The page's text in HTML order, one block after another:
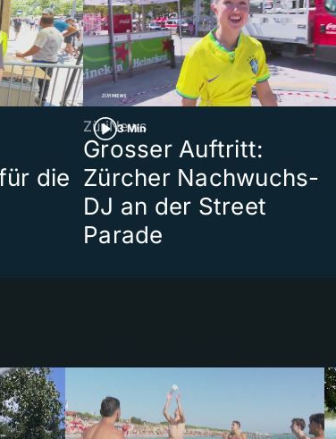
die
3 Min
ZüriNews
Grosser Auftritt:
Zürcher Nachwuchs-
DJ an der Street
Parade